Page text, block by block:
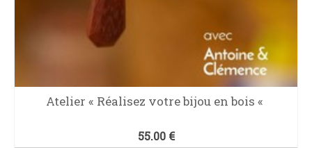
Atelier « Réalisez votre bijou en bois «
55.00 €